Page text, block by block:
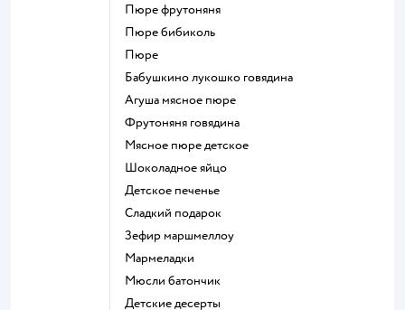
пюре фрутоняня
пюре бибиколь
пюре
бабушкино лукошко говядина
агуша мясное пюре
фрутоняня говядина
мясное пюре детское
шоколадное яйцо
детское печенье
сладкий подарок
зефир маршмеллоу
мармеладки
мюсли батончик
детские десерты